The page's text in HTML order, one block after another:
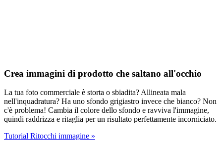
Crea immagini di prodotto che saltano all'occhio
La tua foto commerciale è storta o sbiadita? Allineata mala
nell'inquadratura? Ha uno sfondo grigiastro invece che bianco? Non
c'è problema! Cambia il colore dello sfondo e ravviva l'immagine,
quindi raddrizza e ritaglia per un risultato perfettamente incorniciato.
Tutorial Ritocchi immagine »